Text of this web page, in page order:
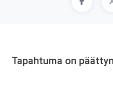
Tapahtuma on